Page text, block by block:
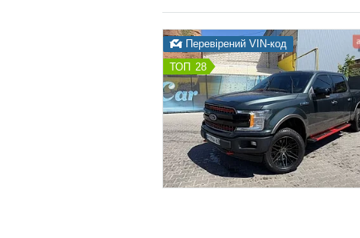
Перевірений VIN-код
28